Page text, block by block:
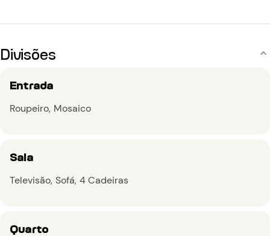
Divisões
Entrada
Roupeiro Mosaico
Sala
Televisão Sofá 4 Cadeiras
Quarto